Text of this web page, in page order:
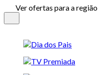
Ver ofertas para a região